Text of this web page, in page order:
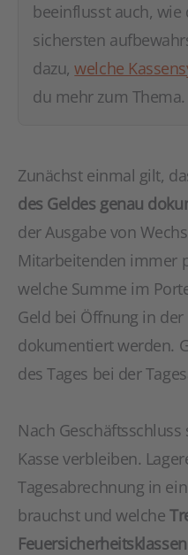
beeinflusst auch, wie
sichersten
dazu,welche
du mehr zum Thema.
Zunächst einmal gilt,
des Geldes genau
der Ausgabe von
Mitarbeitenden immer
welche Summe im
Geld bei Öffnung in der
dokumentiert werden.
des Tages bei der
Nach
Kasse verbleiben.
Tagesabrechnung in
brauchst und welche
Feuersicherheitsklassen